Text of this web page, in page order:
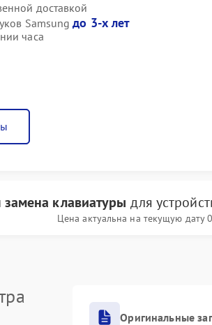
доставкой
Samsungдо 3-х лет
часа
замена клавиатуры для
Цена актуальна на текущую дату
Оригинальные